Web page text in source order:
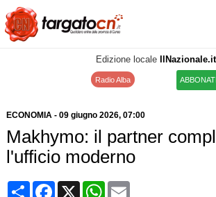
Edizione locale IlNazionale.it
Radio Alba ABBONATI
ECONOMIA- 09 giugno 2026, 07:00
Makhymo: il partner
l'ufficio moderno
CondividiFacebook
X WhatsApp
Email